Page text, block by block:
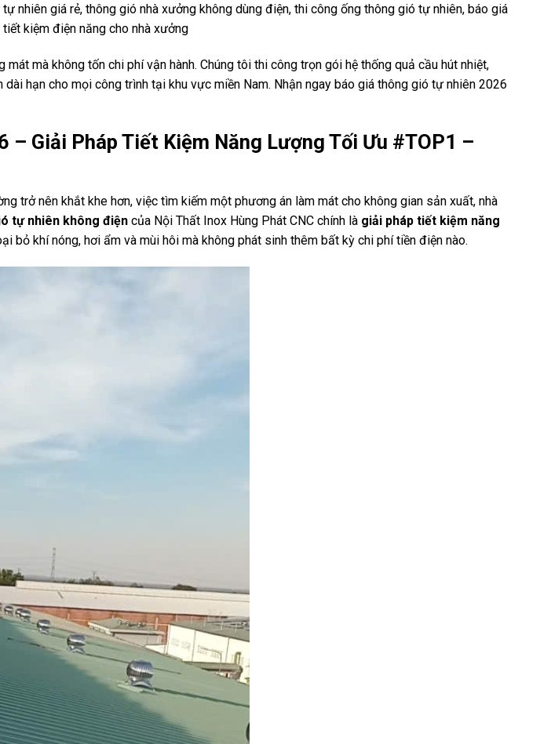
nhiên giá rẻ, thông gió nhà xưởng không dùng điện, thi công ống thông gió tự nhiên, báo giá
kiệm điện năng cho nhà xưởng
mà không tốn chi phí vận hành. Chúng tôi thi công trọn gói hệ thống quả cầu hút nhiệt,
hạn cho mọi công trình tại khu vực miền Nam. Nhận ngay báo giá thông gió tự nhiên 2026
Giải Pháp Tiết Kiệm Năng Lượng Tối Ưu #TOP1 –
trở nên khắt khe hơn, việc tìm kiếm một phương án làm mát cho không gian sản xuất, nhà
tự nhiên không điện của Nội Thất Inox Hùng Phát CNC chính là giải pháp tiết kiệm năng
bỏ khí nóng, hơi ẩm và mùi hôi mà không phát sinh thêm bất kỳ chi phí tiền điện nào.